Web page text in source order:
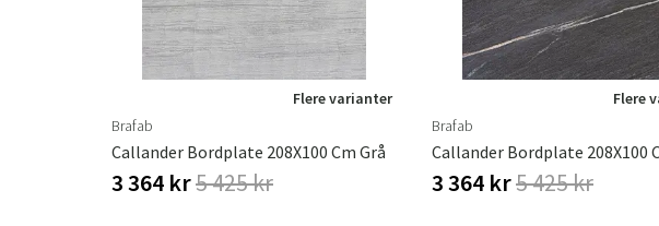
Flere varianter
Brafab
Callander Bordplate 208X100 Cm Grå
3 364 kr5 425 kr
Flere
Brafab
3 364 kr5 425 kr